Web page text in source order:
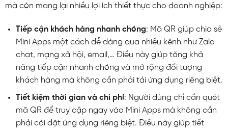
mà còn mang lại nhiều lợi ích thiết thực cho doanh nghiệp:
Tiếp cận khách hàng nhanh chóng: Mã QR giúp chia sẻ
Mini Apps một cách dễ dàng qua nhiều kênh như Zalo
chat, mạng xã hội, email,… Điều này giúp tăng khả
năng tiếp cận nhanh chóng và mở rộng đối tượng
khách hàng mà không cần phải tải ứng dụng riêng biệt.
Tiết kiệm thời gian và chi phí: Người dùng chỉ cần quét
mã QR để truy cập ngay vào Mini Apps mà không cần
phải cài đặt ứng dụng riêng biệt. Điều này giúp tiết